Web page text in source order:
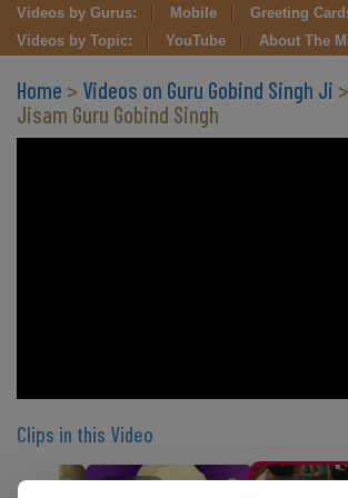
Videos by Gurus: Mobile
Greeting
Videos by Topic:
YouTube About The
Home > Videos on Guru Gobind Singh Ji
Jisam Guru Gobind Singh
Clips in this Video